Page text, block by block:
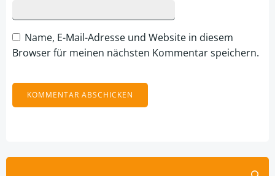
Name, E-Mail-Adresse und Website in diesem
Browser für meinen nächsten Kommentar speichern.